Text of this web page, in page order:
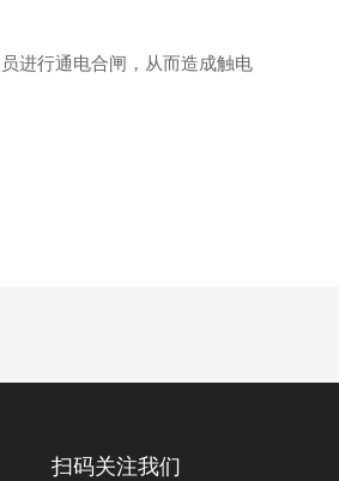
进行通电合闸，从而造成触电
扫码关注我们